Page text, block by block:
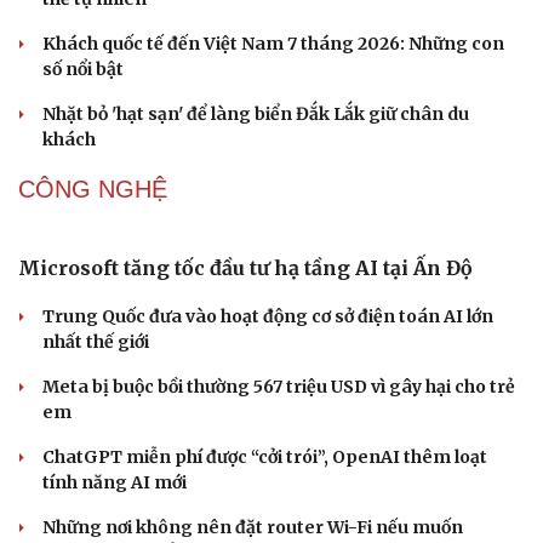
DU LỊCH
Hội chợ Du lịch quốc tế TP.HCM 2026 có quy mô
lớn nhất từ trước đến nay
Bảo tàng Tưởng niệm Hòa bình tại Nhật Bản đón lượng
khách kỷ lục
Du lịch biển Việt Nam: Muốn bứt phá phải vượt khỏi lợi
thế tự nhiên